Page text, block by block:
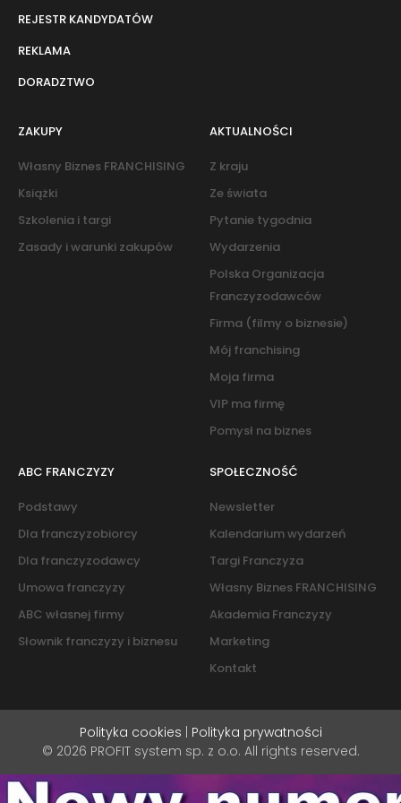
REJESTR KANDYDATÓW
REKLAMA
DORADZTWO
ZAKUPY
Własny Biznes FRANCHISING
Książki
Szkolenia i targi
Zasady i warunki zakupów
AKTUALNOŚCI
Z kraju
Ze świata
Pytanie tygodnia
Wydarzenia
Polska Organizacja
Franczyzodawców
Firma (filmy o biznesie)
Mój franchising
Moja firma
VIP ma firmę
Pomysł na biznes
ABC FRANCZYZY
Podstawy
Dla franczyzobiorcy
Dla franczyzodawcy
Umowa franczyzy
ABC własnej firmy
Słownik franczyzy i biznesu
SPOŁECZNOŚĆ
Newsletter
Kalendarium wydarzeń
Targi Franczyza
Własny Biznes FRANCHISING
Akademia Franczyzy
Marketing
Kontakt
Polityka cookies | Polityka prywatności
© 2026 PROFIT system sp. z o.o. All rights reserved.